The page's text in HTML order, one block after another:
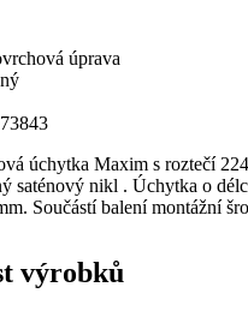
úprava
úchytka Maxim s roztečí
saténový nikl . Úchytka o
Součástí balení montážní
výrobků